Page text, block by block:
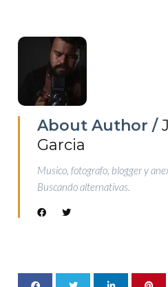
About Author /
Garcia
Musico, fotografo, blogger y
Buscando alternativas.